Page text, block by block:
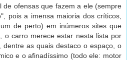
de ofensas que fazem a ele (sempre
pois a imensa maioria dos críticos,
de perto) em inúmeros sites que
o carro merece estar nesta lista por
dentre as quais destaco o espaço, o
e o afinadíssimo (todo ele: motor